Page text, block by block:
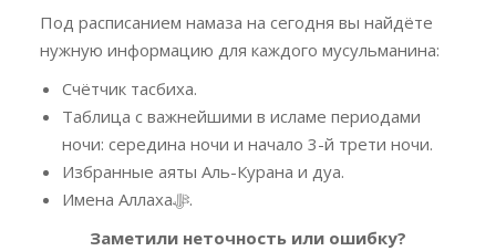
Под расписанием намаза на сегодня вы найдёте
нужную информацию для каждого мусульманина:
Счётчик тасбиха.
Таблица с важнейшими в исламе периодами
ночи: середина ночи и начало 3-й трети ночи.
Избранные аяты Аль-Курана и дуа.
Имена Аллахаﷻ.
Заметили неточность или ошибку?